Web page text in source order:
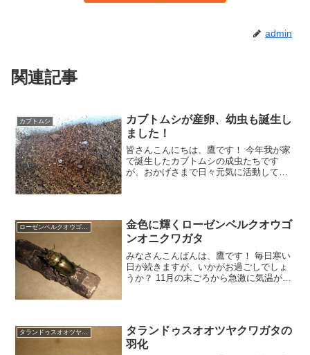
admin
関連記事
カブトムシ
カブトムシが産卵、幼虫も誕生し
ました！
皆さんこんにちは、鷹です！ 今年我が家
で誕生したカブトムシの成虫たちです
が、おかげさまで日々元気に活動してお
め、 『ギシギシ』 とい
金色に輝くローゼンベルクオウゴ
ンオニクワガタ
みなさんこんばんは、鷹です！ 毎日寒い
日が続きますが、いかがお過ごしでしょ
うか？ 11月の末ごろから急激に気温が下
タランドゥスオオツヤクワガタの
羽化